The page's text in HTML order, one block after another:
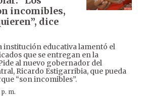
incomibles,
dice
institución educativa lamentó el
que se entregan en la
al nuevo gobernador del
Ricardo Estigarribia, que pueda
“son incomibles”.
m.